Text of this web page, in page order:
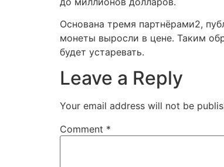
Основана тремя партнёрами2,
монеты выросли в цене. Таким
будет устаревать.
Leave a Reply
Your email address will not be
Comment *